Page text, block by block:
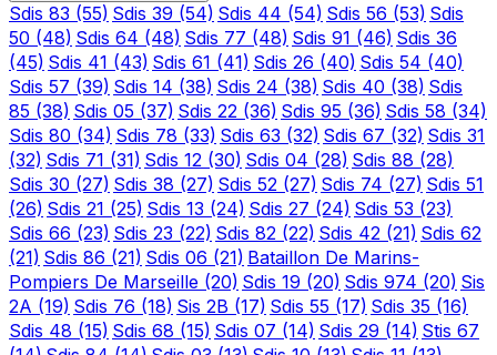
Sdis 83 (55) Sdis 39 (54) Sdis 44 (54) Sdis 56 (53) Sdis
50 (48) Sdis 64 (48) Sdis 77 (48) Sdis 91 (46) Sdis 36
(45) Sdis 41 (43) Sdis 61 (41) Sdis 26 (40) Sdis 54 (40)
Sdis 57 (39) Sdis 14 (38) Sdis 24 (38) Sdis 40 (38) Sdis
85 (38) Sdis 05 (37) Sdis 22 (36) Sdis 95 (36) Sdis 58 (34)
Sdis 80 (34) Sdis 78 (33) Sdis 63 (32) Sdis 67 (32) Sdis 31
(32) Sdis 71 (31) Sdis 12 (30) Sdis 04 (28) Sdis 88 (28)
Sdis 30 (27) Sdis 38 (27) Sdis 52 (27) Sdis 74 (27) Sdis 51
(26) Sdis 21 (25) Sdis 13 (24) Sdis 27 (24) Sdis 53 (23)
Sdis 66 (23) Sdis 23 (22) Sdis 82 (22) Sdis 42 (21) Sdis 62
(21) Sdis 86 (21) Sdis 06 (21) Bataillon De Marins-
Pompiers De Marseille (20) Sdis 19 (20) Sdis 974 (20) Sis
2A (19) Sdis 76 (18) Sis 2B (17) Sdis 55 (17) Sdis 35 (16)
Sdis 48 (15) Sdis 68 (15) Sdis 07 (14) Sdis 29 (14) Stis 67